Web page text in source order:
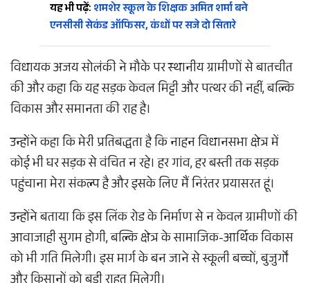
यह भी पढ़ें: शमशेर स्कूल के शिक्षक अमित शर्मा बने
एनसीसी सेकंड ऑफिसर, कंधों पर सजे दो सितारे
विधायक अजय सोलंकी ने मौके पर स्थानीय ग्रामीणों से बातचीत
की और कहा कि यह सड़क केवल मिट्टी और पत्थर की नहीं, बल्कि
विकास और समानता की राह है।
उन्होंने कहा कि मेरी प्रतिबद्धता है कि नाहन विधानसभा क्षेत्र में
कोई भी घर सड़क से वंचित न रहे। हर गांव, हर बस्ती तक सड़क
पहुंचाना मेरा संकल्प है और इसके लिए मैं निरंतर प्रयासरत हूं।
उन्होंने बताया कि इस लिंक रोड के निर्माण से न केवल ग्रामीणों की
आवाजाही सुगम होगी, बल्कि क्षेत्र के सामाजिक-आर्थिक विकास
को भी गति मिलेगी। इस मार्ग के बन जाने से स्कूली बच्चों, बुजुर्गों